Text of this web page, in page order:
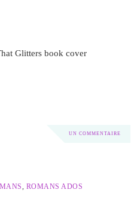
UN COMMENTAIRE
, ROMANS ADOS